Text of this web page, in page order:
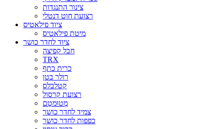
צינור התנגדות
רצועת חוט דנטלי
ציוד פילאטיס
מיטת פילאטיס
ציוד לחדר כושר
חבל קפיצה
TRX
כרית כתף
רולר בטן
קטלבלס
רצועת קרסול
מְטוּמטָם
צמיד לחדר כושר
כפפות לחדר כושר